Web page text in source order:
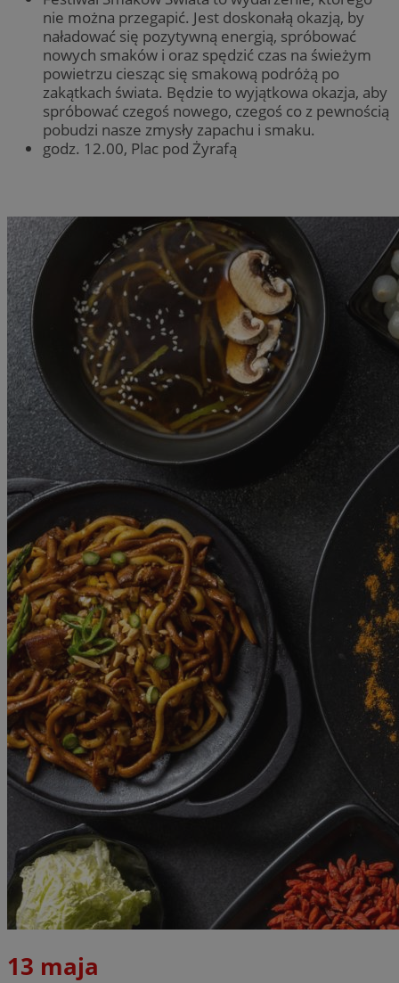
nie można przegapić. Jest doskonałą okazją, by
naładować się pozytywną energią, spróbować
nowych smaków i oraz spędzić czas na świeżym
powietrzu ciesząc się smakową podróżą po
zakątkach świata. Będzie to wyjątkowa okazja, aby
spróbować czegoś nowego, czegoś co z pewnością
pobudzi nasze zmysły zapachu i smaku.
godz. 12.00, Plac pod Żyrafą
13 maja